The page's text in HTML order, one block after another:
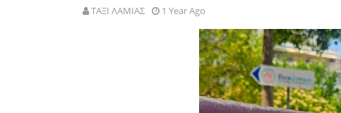
ΤΑΞΙ ΛΑΜΙΑΣ 1 Year Ago